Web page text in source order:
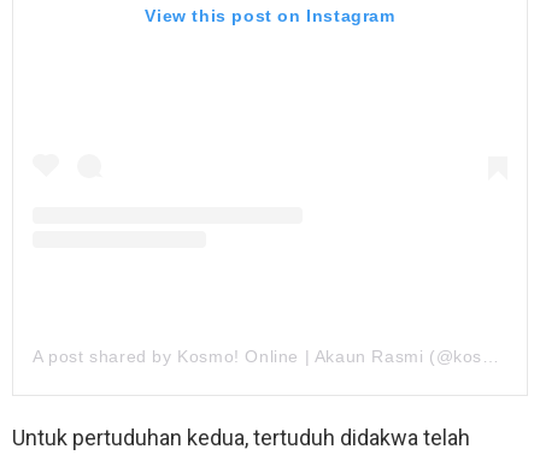
View this post on Instagram
A post shared by Kosmo! Online | Akaun Rasmi (@kosmo_online)
Untuk pertuduhan kedua, tertuduh didakwa telah